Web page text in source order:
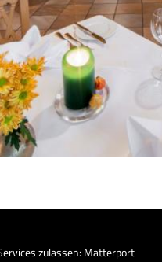
zulassen: Matterport